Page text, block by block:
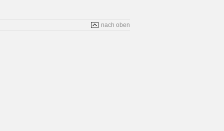
nach oben